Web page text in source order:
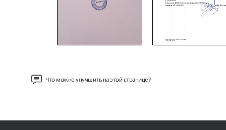
Что можно улучшить на этой странице?